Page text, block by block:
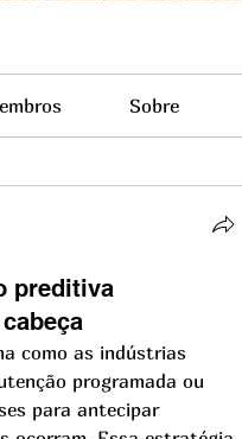
Sobre
preditiva
como as indústrias
programada ou
para antecipar